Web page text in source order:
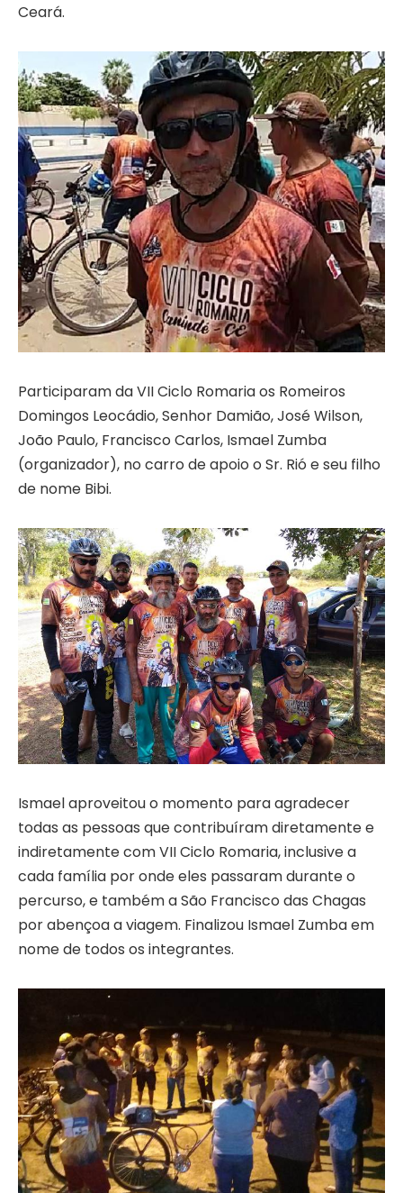
Ceará.
Participaram da VII Ciclo Romaria os Romeiros
Domingos Leocádio, Senhor Damião, José Wilson,
João Paulo, Francisco Carlos, Ismael Zumba
(organizador), no carro de apoio o Sr. Rió e seu filho
de nome Bibi.
Ismael aproveitou o momento para agradecer
todas as pessoas que contribuíram diretamente e
indiretamente com VII Ciclo Romaria, inclusive a
cada família por onde eles passaram durante o
percurso, e também a São Francisco das Chagas
por abençoa a viagem. Finalizou Ismael Zumba em
nome de todos os integrantes.